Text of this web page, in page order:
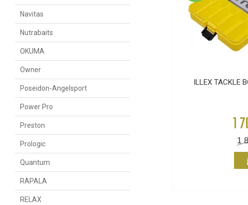
ILLEX TACKLE
1
1
Navitas
Nutrabaits
OKUMA
Owner
Poseidon-Angelsport
Power Pro
Preston
Prologic
Quantum
RAPALA
RELAX